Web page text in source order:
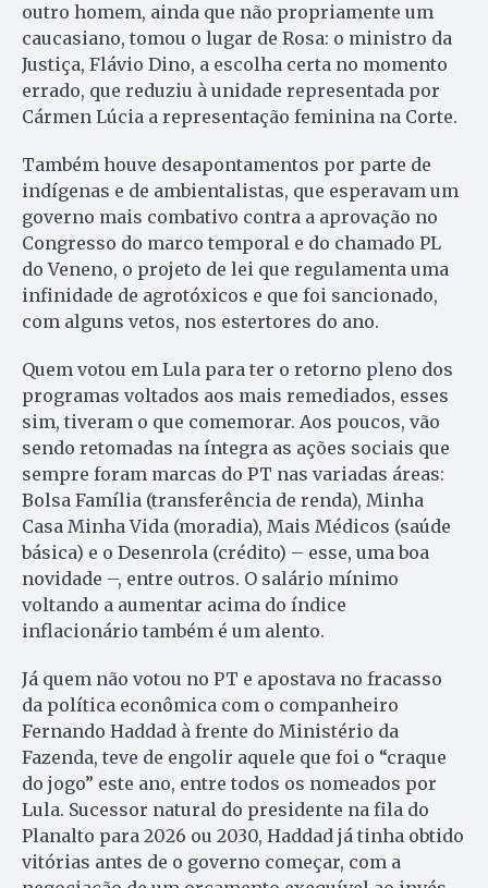
outro homem, ainda que não propriamente um
caucasiano, tomou o lugar de Rosa: o ministro da
Justiça, Flávio Dino, a escolha certa no momento
errado, que reduziu à unidade representada por
Cármen Lúcia a representação feminina na Corte.
Também houve desapontamentos por parte de
indígenas e de ambientalistas, que esperavam um
governo mais combativo contra a aprovação no
Congresso do marco temporal e do chamado PL
do Veneno, o projeto de lei que regulamenta uma
infinidade de agrotóxicos e que foi sancionado,
com alguns vetos, nos estertores do ano.
Quem votou em Lula para ter o retorno pleno dos
programas voltados aos mais remediados, esses
sim, tiveram o que comemorar. Aos poucos, vão
sendo retomadas na íntegra as ações sociais que
sempre foram marcas do PT nas variadas áreas:
Bolsa Família (transferência de renda), Minha
Casa Minha Vida (moradia), Mais Médicos (saúde
básica) e o Desenrola (crédito) – esse, uma boa
novidade –, entre outros. O salário mínimo
voltando a aumentar acima do índice
inflacionário também é um alento.
Já quem não votou no PT e apostava no fracasso
da política econômica com o companheiro
Fernando Haddad à frente do Ministério da
Fazenda, teve de engolir aquele que foi o “craque
do jogo” este ano, entre todos os nomeados por
Lula. Sucessor natural do presidente na fila do
Planalto para 2026 ou 2030, Haddad já tinha obtido
vitórias antes de o governo começar, com a